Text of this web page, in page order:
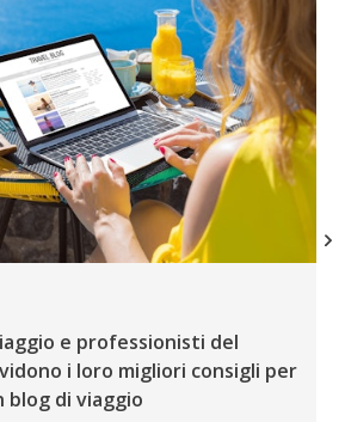
e professionisti del
i loro migliori consigli per
blog di viaggio